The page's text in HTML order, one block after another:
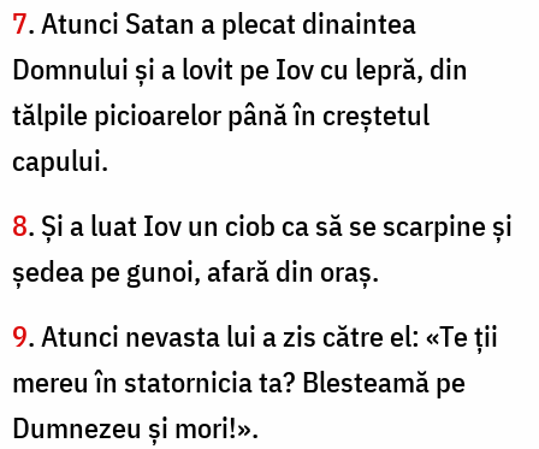
7. Atunci Satan a plecat dinaintea
Domnului şi a lovit pe Iov cu lepră, din
tălpile picioarelor până în creştetul
capului.
8. Şi a luat Iov un ciob ca să se scarpine şi
şedea pe gunoi, afară din oraş.
9. Atunci nevasta lui a zis către el: «Te ţii
mereu în statornicia ta? Blesteamă pe
Dumnezeu şi mori!».